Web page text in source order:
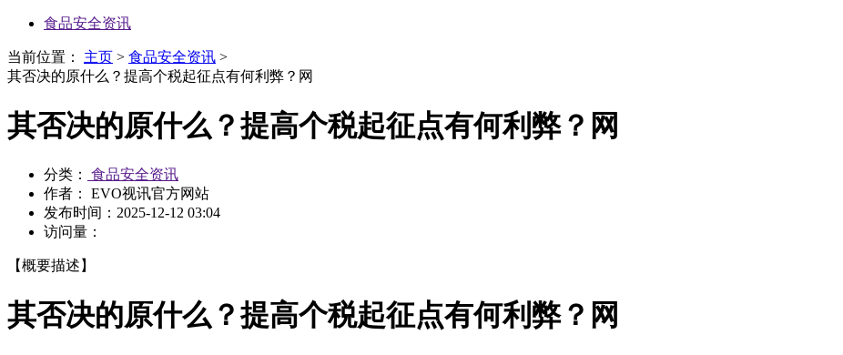
食品安全资讯
当前位置： 主页 > 食品安全资讯 >
其否决的原什么？提高个税起征点有何利弊？网
其否决的原什么？提高个税起征点有何利弊？网
分类：
食品安全资讯
作者： EVO视讯官方网站
发布时间： 2025-12-12 03:04
访问量：
【概要描述】
其否决的原什么？提高个税起征点有何利弊？网